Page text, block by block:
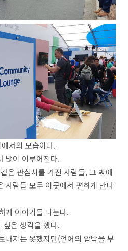
서의 모습이다.
많이 이루어진다.
은 관심사를 가진 사람들, 그 밖에
사람들 모두 이곳에서 편하게 만나
게 이야기들 나눈다.
싶은 생각을 했다.
내지는 못했지만(언어의 압박을 무